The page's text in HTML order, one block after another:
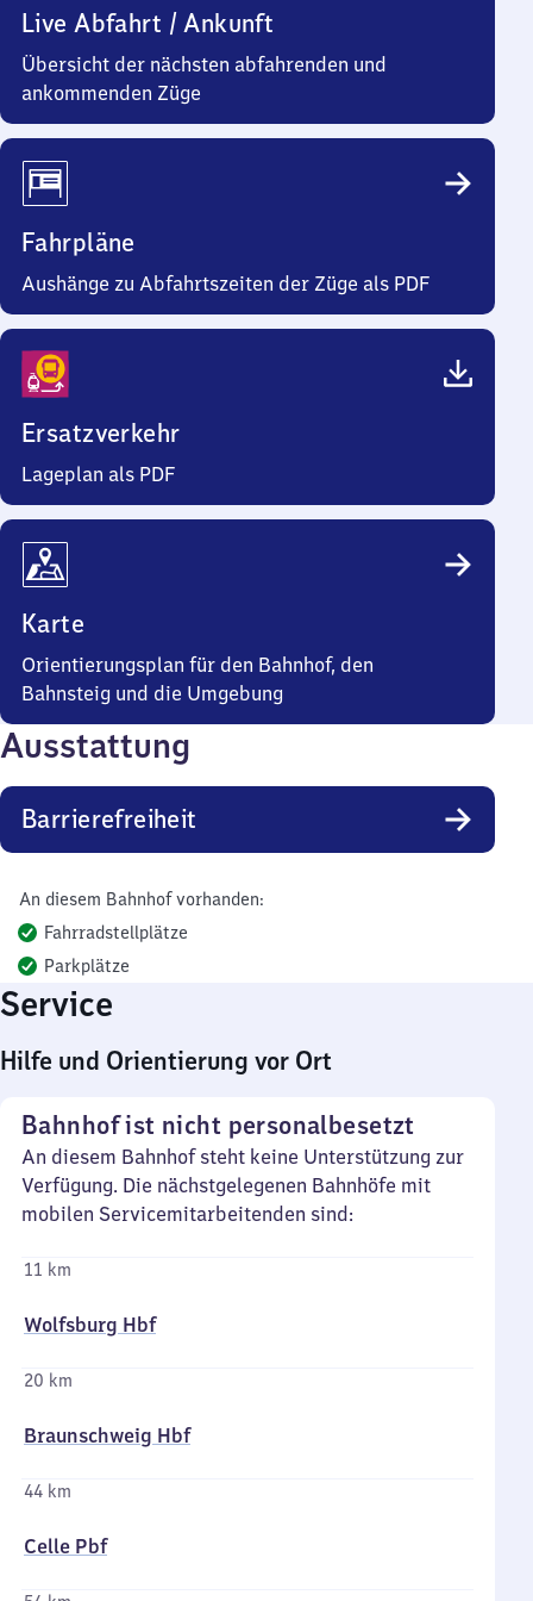
Live Abfahrt / Ankunft
Übersicht der nächsten abfahrenden und
ankommenden Züge
Fahrpläne
Aushänge zu Abfahrtszeiten der Züge als PDF
Ersatzverkehr
Lageplan als PDF
Karte
Orientierungsplan für den Bahnhof, den
Bahnsteig und die Umgebung
Ausstattung
Barrierefreiheit
An diesem Bahnhof vorhanden:
Fahrradstellplätze
Parkplätze
Service
Hilfe und Orientierung vor Ort
Bahnhof ist nicht personalbesetzt
An diesem Bahnhof steht keine Unterstützung zur
Verfügung. Die nächstgelegenen Bahnhöfe mit
mobilen Servicemitarbeitenden sind:
11 km
Wolfsburg Hbf
20 km
Braunschweig Hbf
44 km
Celle Pbf